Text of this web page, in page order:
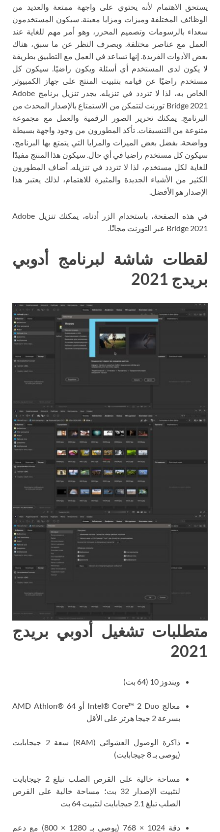
يستحق الاهتمام لأنه يحتوي على واجهة ممتعة والعديد من
الوظائف المختلفة وميزات ومزايا معينة. سيكون المستخدمون
سعداء بالرسومات وتصميم المحرر، وهو أمر مهم للغاية عند
العمل مع عناصر مختلفة. وبصرف النظر عن ما سبق، هناك
بعض الأدوات الفريدة. إنها تساعد في العمل مع التطبيق بطريقة
لا يكون لدى المستخدم أي أسئلة ويكون راضيًا. سيكون كل
مستخدم راضيًا عن قيامه بتثبيت المنتج على جهاز الكمبيوتر
الخاص به، لذا لا تتردد في تنزيله. يجدر تنزيل برنامج Adobe
Bridge 2021 تورنت لتتمكن من الاستمتاع بالإصدار المحدث من
البرنامج. يمكنك تحرير الصور الرقمية والعمل مع مجموعة
متنوعة من التنسيقات. تأكد المطورون من وجود واجهة بسيطة
وواضحة. بفضل بعض الميزات والمزايا التي يتمتع بها البرنامج،
سيكون كل مستخدم راضيا في أي حال. سيكون هذا المنتج مفيدًا
للغاية لكل مستخدم، لذا لا تتردد في تنزيله. أضاف المطورون
الكثير من الأشياء الجديدة والمثيرة للاهتمام، لذلك يعتبر هذا
الإصدار هو الأفضل.
في هذه الصفحة، باستخدام الزر أدناه، يمكنك تنزيل Adobe
Bridge 2021 عبر التورنت مجانًا.
لقطات شاشة لبرنامج أدوبي
بريدج 2021
متطلبات تشغيل أدوبي بريدج
2021
ويندوز 10 (64 بت)
معالج Intel® Core™ 2 Duo أو AMD Athlon® 64
بسرعة 2 جيجا هرتز على الأقل
ذاكرة الوصول العشوائي (RAM) سعة 2 جيجابايت
(يوصى بـ 8 جيجابايت)
مساحة خالية على القرص الصلب تبلغ 2 جيجابايت
لتثبيت الإصدار 32 بت؛ مساحة خالية على القرص
الصلب تبلغ 2.1 جيجابايت لتثبيت 64 بت
دقة 1024 × 768 (يوصى بـ 1280 × 800) مع دعم